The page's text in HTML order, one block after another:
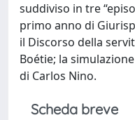
suddiviso in tre
primo anno di
il Discorso della
Boétie; la
di Carlos Nino.
Scheda breve